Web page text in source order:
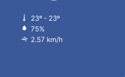
23º - 23º
75%
2.57 km/h